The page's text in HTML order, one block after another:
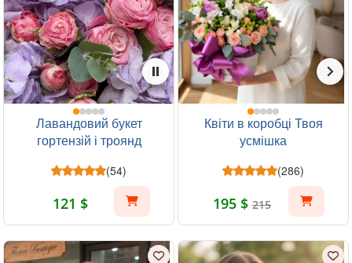
Лавандовий букет
гортензій і троянд
(54)
121 $
Квіти в коробці Твоя
усмішка
(286)
195 $ 215